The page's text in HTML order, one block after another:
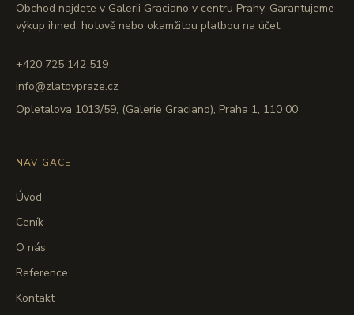
Obchod najdete v Galerii Graciano v centru Prahy. Garantujeme
výkup ihned, hotově nebo okamžitou platbou na účet.
+420 725 142 519
info@zlatovpraze.cz
Opletalova 1013/59, (Galerie Graciano), Praha 1, 110 00
NAVIGACE
Úvod
Ceník
O nás
Reference
Kontakt